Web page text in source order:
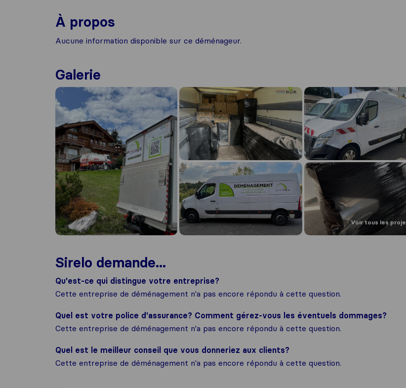
À propos
Aucune information disponible sur ce déménageur.
Galerie
Voir tous les
Sirelo demande...
Qu'est-ce qui distingue votre entreprise?
Cette entreprise de déménagement n'a pas encore répondu à cette question.
Quel est votre police d'assurance? Comment gérez-vous les éventuels dommages?
Cette entreprise de déménagement n'a pas encore répondu à cette question.
Quel est le meilleur conseil que vous donneriez aux clients?
Cette entreprise de déménagement n'a pas encore répondu à cette question.